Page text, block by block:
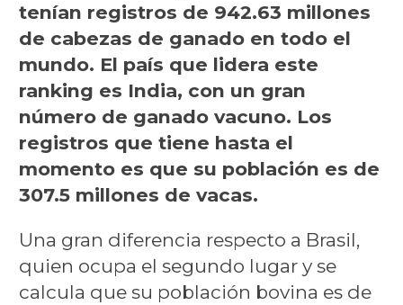
tenían registros de 942.63 millones
de cabezas de ganado en todo el
mundo. El país que lidera este
ranking es India, con un gran
número de ganado vacuno. Los
registros que tiene hasta el
momento es que su población es de
307.5 millones de vacas.
Una gran diferencia respecto a Brasil,
quien ocupa el segundo lugar y se
calcula que su población bovina es de